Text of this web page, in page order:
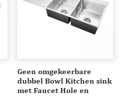
Geen omgekeerbare
dubbel Bowl Kitchen sink
met Faucet Hole en